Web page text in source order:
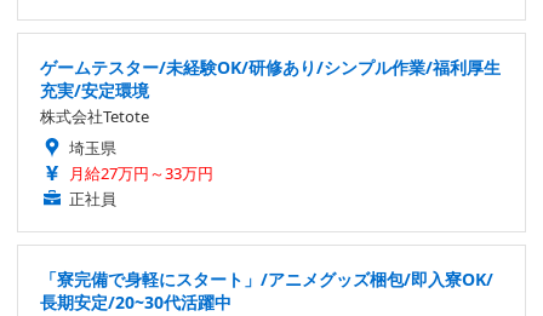
ゲームテスター/未経験OK/研修あり/シンプル作業/福利厚生
充実/安定環境
株式会社Tetote
埼玉県
月給27万円～33万円
正社員
「寮完備で身軽にスタート」/アニメグッズ梱包/即入寮OK/
長期安定/20~30代活躍中